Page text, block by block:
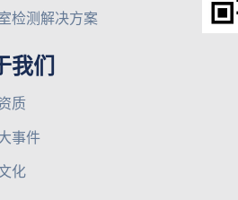
检测解决方案
我们
质
事件
化